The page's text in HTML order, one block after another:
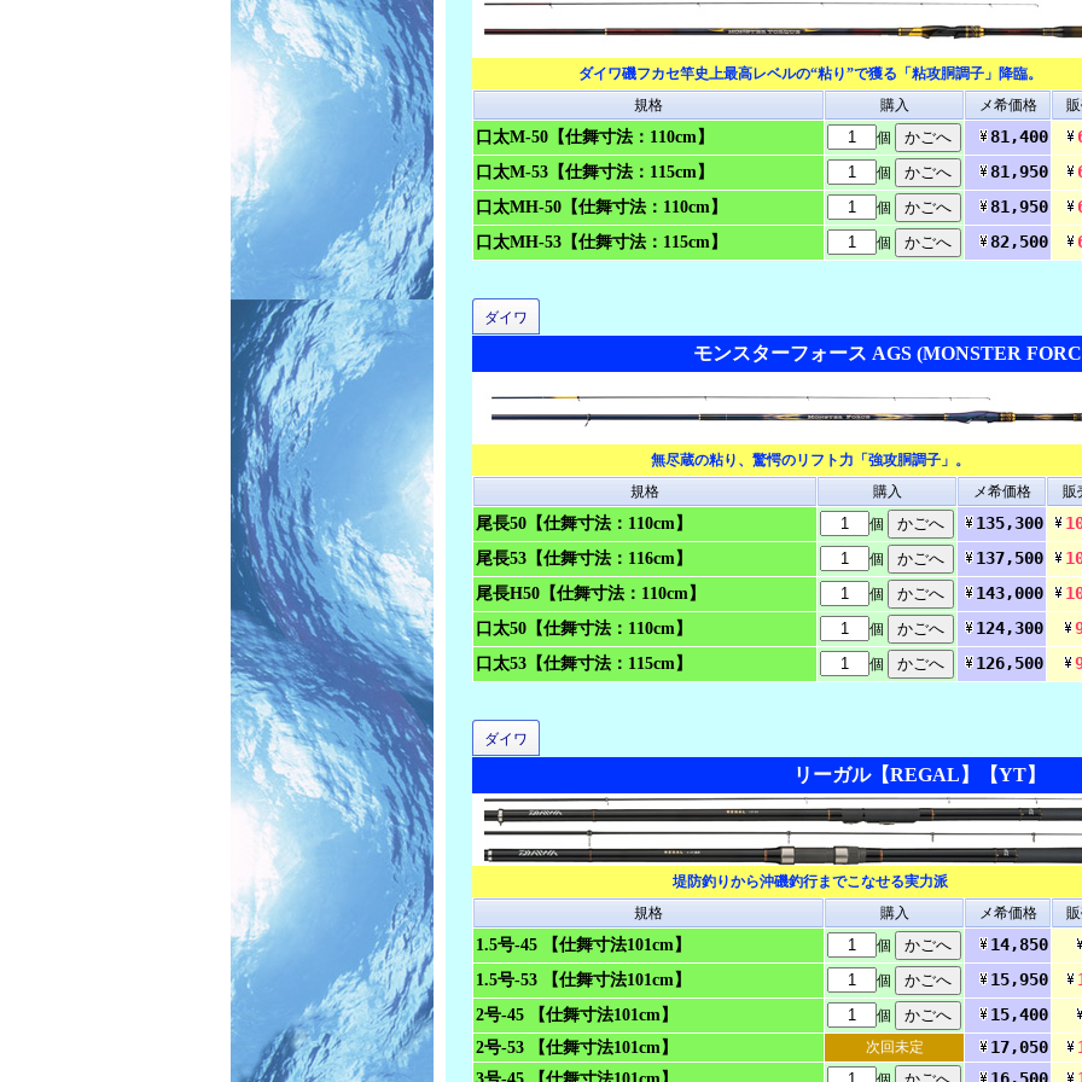
ダイワ磯フカセ竿史上最高レベルの“粘り”で獲る「粘攻胴調子」降臨。
規格
購入 メ希価格
口太M-50【仕舞寸法：110cm】 個 81,400
口太M-53【仕舞寸法：115cm】 個 81,950
口太MH-50【仕舞寸法：110cm】 個 81,950
口太MH-53【仕舞寸法：115cm】 個 82,500
ダイワ
モンスターフォース AGS (MONSTER
無尽蔵の粘り、驚愕のリフト力「強攻胴調子」。
規格
購入 メ希価格 販
尾長50【仕舞寸法：110cm】 個 135,300
尾長53【仕舞寸法：116cm】 個 137,500
尾長H50【仕舞寸法：110cm】 個 143,000
口太50【仕舞寸法：110cm】 個 124,300
口太53【仕舞寸法：115cm】 個 126,500
ダイワ
リーガル【REGAL】【YT】
堤防釣りから沖磯釣行までこなせる実力派
規格
購入 メ希価格
1.5号-45 【仕舞寸法101cm】 個 14,850
1.5号-53 【仕舞寸法101cm】 個 15,950
2号-45 【仕舞寸法101cm】 個 15,400
2号-53 【仕舞寸法101cm】 次回未定 17,050